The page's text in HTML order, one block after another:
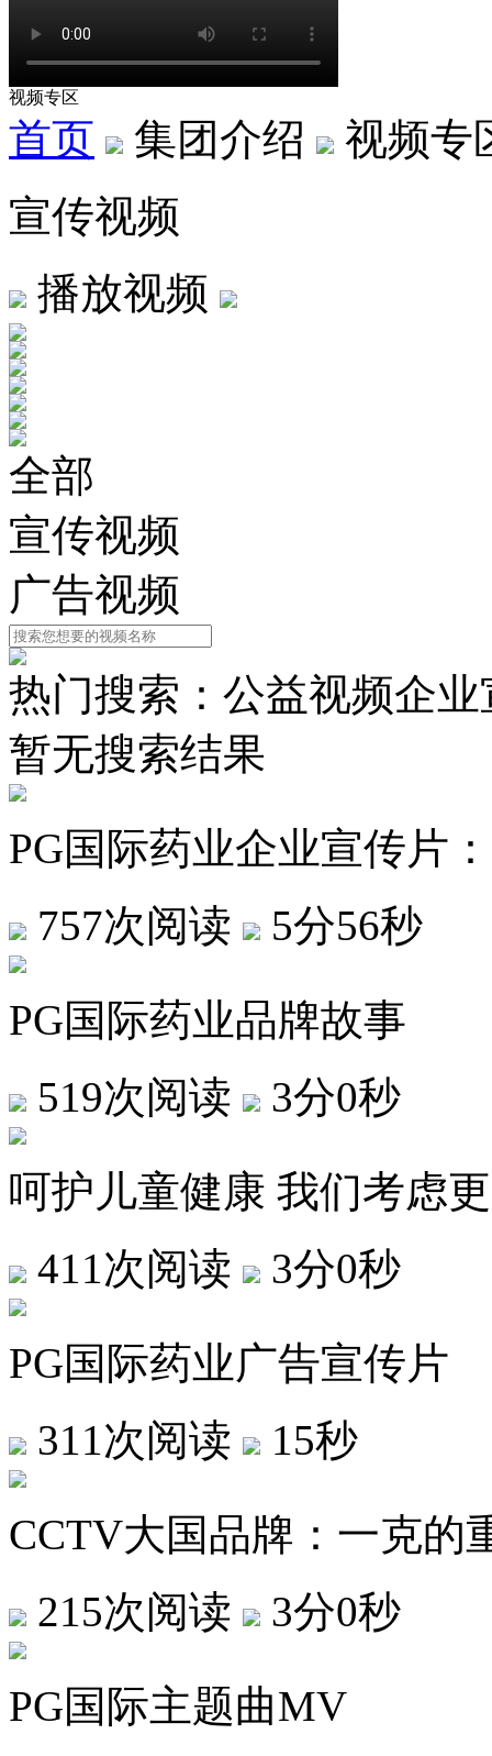
视频专区
首页 集团介绍
视频专
宣传视频
播放视频
全部
宣传视频
广告视频
热门搜索： 公益视频企业
暂无搜索结果
PG国际药业企业宣传片
757次阅读
5分56秒
PG国际药业品牌故事
519次阅读
3分0秒
呵护儿童健康 我们考虑
411次阅读
3分0秒
PG国际药业广告宣传片
311次阅读
15秒
CCTV大国品牌：一克的
215次阅读
3分0秒
PG国际主题曲MV